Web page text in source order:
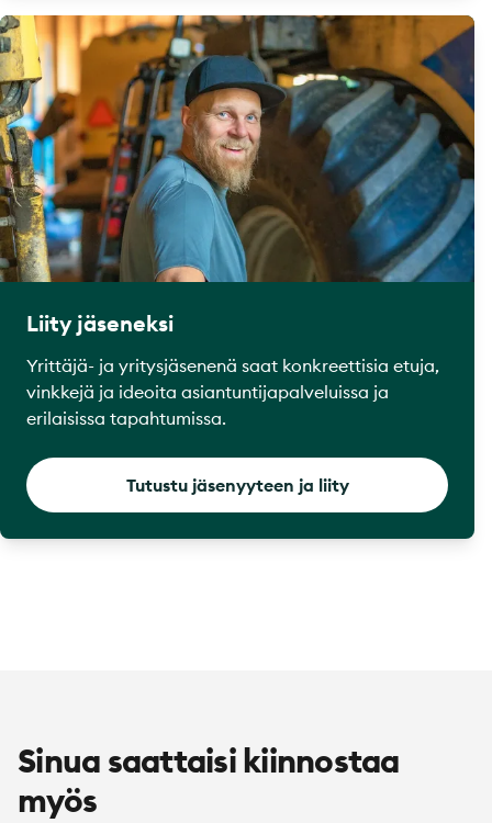
Liity jäseneksi
Yrittäjä- ja yritysjäsenenä saat konkreettisia etuja,
vinkkejä ja ideoita asiantuntijapalveluissa ja
erilaisissa tapahtumissa.
Tutustu jäsenyyteen ja liity
Sinua saattaisi kiinnostaa
myös